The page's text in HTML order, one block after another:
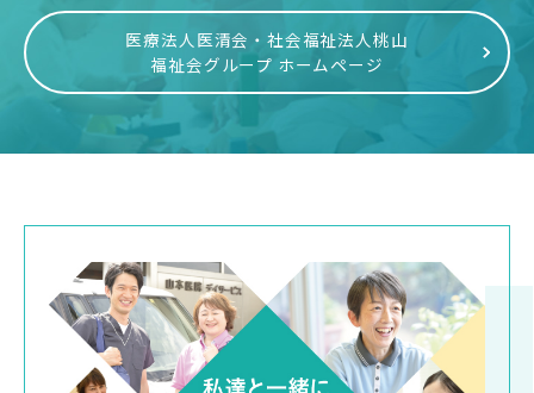
医療法人医清会・社会福祉法人桃山
福祉会グループ ホームページ